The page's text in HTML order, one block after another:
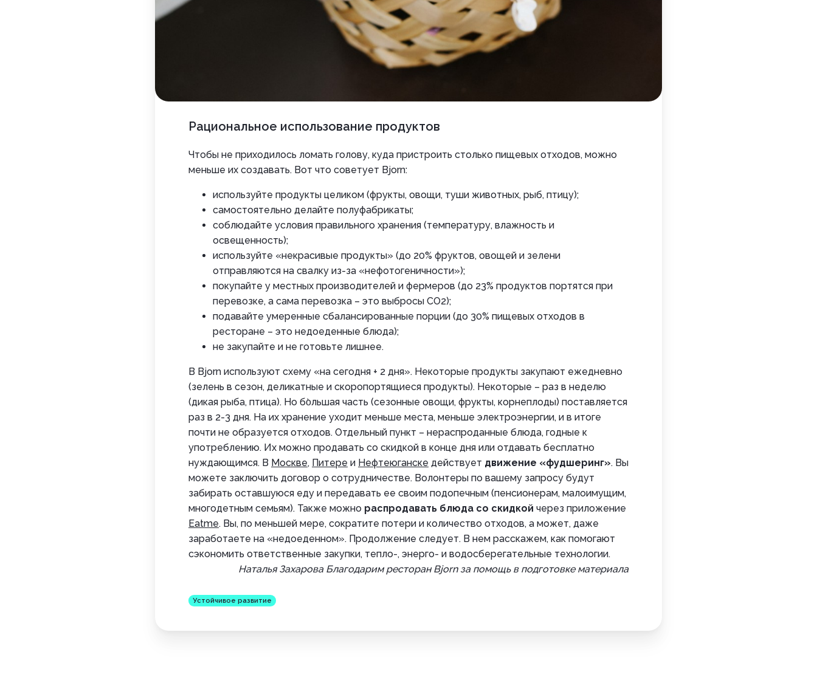
Рациональное использование продуктов
Чтобы не приходилось ломать голову, куда пристроить столько пищевых отходов, можно
меньше их создавать. Вот что советует Bjorn:
используйте продукты целиком (фрукты, овощи, туши животных, рыб, птицу);
самостоятельно делайте полуфабрикаты;
соблюдайте условия правильного хранения (температуру, влажность и
освещенность);
используйте «некрасивые продукты» (до 20% фруктов, овощей и зелени
отправляются на свалку из-за «нефотогеничности»);
покупайте у местных производителей и фермеров (до 23% продуктов портятся при
перевозке, а сама перевозка – это выбросы CO2);
подавайте умеренные сбалансированные порции (до 30% пищевых отходов в
ресторане – это недоеденные блюда);
не закупайте и не готовьте лишнее.
В Bjorn используют схему «на сегодня + 2 дня». Некоторые продукты закупают ежедневно
(зелень в сезон, деликатные и скоропортящиеся продукты). Некоторые – раз в неделю
(дикая рыба, птица). Но бо̀льшая часть (сезонные овощи, фрукты, корнеплоды) поставляется
раз в 2-3 дня. На их хранение уходит меньше места, меньше электроэнергии, и в итоге
почти не образуется отходов. Отдельный пункт – нераспроданные блюда, годные к
употреблению. Их можно продавать со скидкой в конце дня или отдавать бесплатно
нуждающимся. В Москве, Питере и Нефтеюганске действует движение «фудшеринг». Вы
можете заключить договор о сотрудничестве. Волонтеры по вашему запросу будут
забирать оставшуюся еду и передавать ее своим подопечным (пенсионерам, малоимущим,
многодетным семьям). Также можно распродавать блюда со скидкой через приложение
Eatme. Вы, по меньшей мере, сократите потери и количество отходов, а может, даже
заработаете на «недоеденном». Продолжение следует. В нем расскажем, как помогают
сэкономить ответственные закупки, тепло-, энерго- и водосберегательные технологии.
Наталья Захарова Благодарим ресторан Bjorn за помощь в подготовке материала
Устойчивое развитие